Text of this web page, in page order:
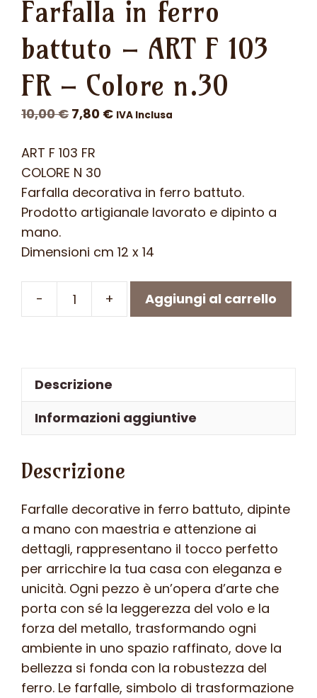
Farfalla in ferro
battuto – ART F 103
FR – Colore n.30
10,00€ Il
originale
era:
10,00 €.
7,80 €Il
7,80 €.
IVA Inclusa
ART F 103 FR
COLORE N 30
Farfalla decorativa in ferro battuto.
Prodotto artigianale lavorato e dipinto a
mano.
Dimensioni cm 12 x 14
-
Farfalla
ART
F
Colore
n.30
quantità
+ Aggiungi al carrello
Descrizione
Informazioni aggiuntive
Descrizione
Farfalle decorative in ferro battuto, dipinte
a mano con maestria e attenzione ai
dettagli, rappresentano il tocco perfetto
per arricchire la tua casa con eleganza e
unicità. Ogni pezzo è un’opera d’arte che
porta con sé la leggerezza del volo e la
forza del metallo, trasformando ogni
ambiente in uno spazio raffinato, dove la
bellezza si fonda con la robustezza del
ferro. Le farfalle, simbolo di trasformazione